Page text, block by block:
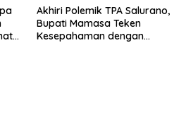
Akhiri Polemik TPA Salurano,
Bupati Mamasa Teken
Kesepahaman dengan